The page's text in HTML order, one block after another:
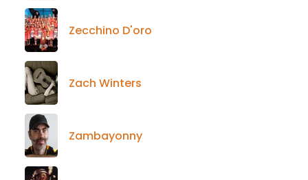
Zecchino D'oro
Zach Winters
Zambayonny